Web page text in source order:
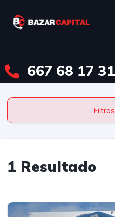
667 68 17 31
1 Resultado